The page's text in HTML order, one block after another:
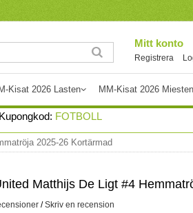
Mitt konto
Registrera
Kisat 2026 Lasten MM-Kisat 2026 Miesten
FOTBOLL
2025-26 Kortärmad
Matthijs De Ligt #4
/Skriv en recension